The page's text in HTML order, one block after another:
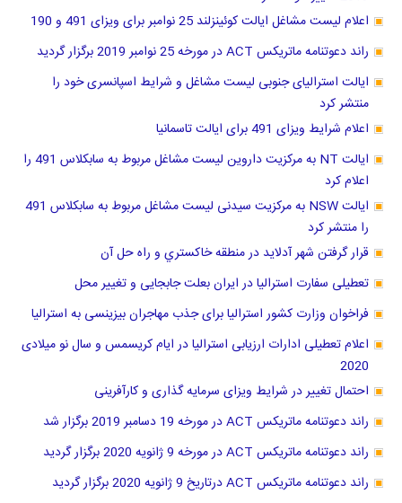
اعلام لیست مشاغل ایالت کوئینزلند 25 نوامبر برای ویزای 491 و 190
راند دعوتنامه ماتریکس ACT در مورخه 25 نوامبر 2019 برگزار گردید
ایالت استرالیای جنوبی لیست مشاغل و شرایط اسپانسری خود را
منتشر کرد
اعلام شرایط ویزای 491 برای ایالت تاسمانیا
ایالت NT به مرکزیت داروین لیست مشاغل مربوط به سابکلاس 491 را
اعلام کرد
ایالت NSW به مرکزیت سیدنی لیست مشاغل مربوط به سابکلاس 491
را منتشر کرد
قرار گرفتن شهر آدلاید در منطقه خاكستري و راه حل آن
تعطیلی سفارت استرالیا در ایران بعلت جابجایی و تغییر محل
فراخوان وزارت کشور استرالیا برای جذب مهاجران بیزینسی به استرالیا
اعلام تعطیلی ادارات ارزیابی استرالیا در ایام کریسمس و سال نو میلادی
2020
احتمال تغییر در شرایط ویزای سرمایه گذاری و کارآفرینی
راند دعوتنامه ماتریکس ACT در مورخه 19 دسامبر 2019 برگزار شد
راند دعوتنامه ماتریکس ACT در مورخه 9 ژانویه 2020 برگزار گردید
راند دعوتنامه ماتریکس ACT درتاریخ 9 ژانویه 2020 برگزار گردید